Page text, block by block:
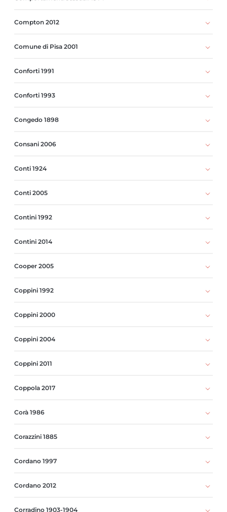
Compton 2012
Comune di Pisa 2001
Conforti 1991
Conforti 1993
Congedo 1898
Consani 2006
Conti 1924
Conti 2005
Contini 1992
Contini 2014
Cooper 2005
Coppini 1992
Coppini 2000
Coppini 2004
Coppini 2011
Coppola 2017
Corà 1986
Corazzini 1885
Cordano 1997
Cordano 2012
Corradino 1903-1904